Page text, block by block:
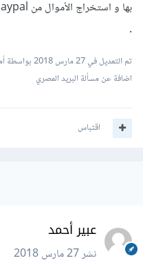
تم التعديل في27 مارس 2018
بواسطة
اضافة عن مسألة البريد المصري
اقتباس
عبير أحمد
نشر27 مارس 2018